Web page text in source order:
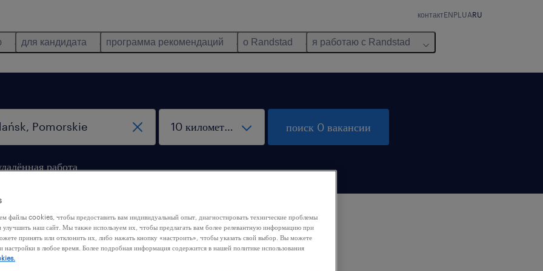
контактENPL UARU
для кандидата программа рекомендаций о Randstad я работаю с Randstad
работа
поиск 0 вакансии
никакой работы с этими фильтрами. Попробуйте
файлы cookies, чтобы предоставить вам индивидуальный опыт, диагностировать технические проблемы
наш сайт. Мы также используем их, чтобы предлагать вам более релевантную информацию при
принять или отклонить их, либо нажать кнопку «настроить», чтобы указать свой выбор. Вы можете
настройки в любое время. Более подробная информация содержится в нашей политике использования